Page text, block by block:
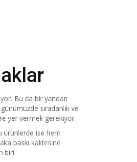
Bu da bir yandan
sıradanlık ve
yer vermek gerekiyor.
ürünlerde ise hem
baskı kalitesine
biri.